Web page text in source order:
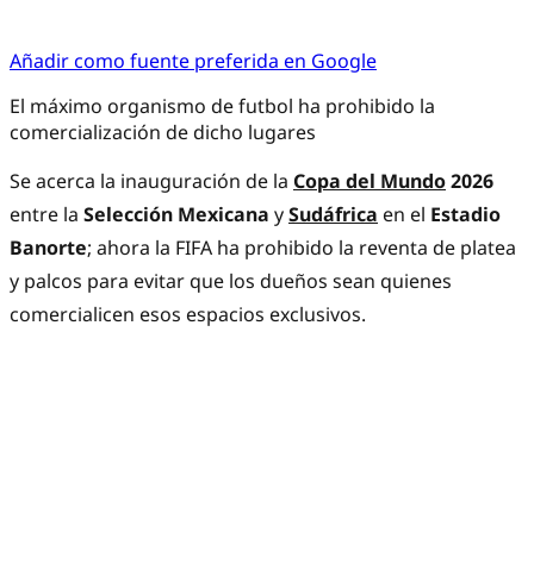
Añadir como fuente preferida en Google
El máximo organismo de futbol ha prohibido la
comercialización de dicho lugares
Se acerca la inauguración de la Copa del Mundo2026
entre la Selección Mexicana ySudáfrica en el Estadio
Banorte; ahora la FIFA ha prohibido la reventa de platea
y palcos para evitar que los dueños sean quienes
comercialicen esos espacios exclusivos.